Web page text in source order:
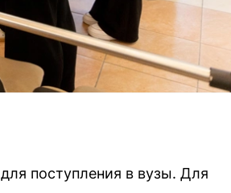
поступления в вузы. Для